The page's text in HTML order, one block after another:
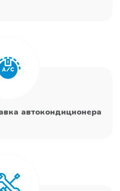
автокондиционера